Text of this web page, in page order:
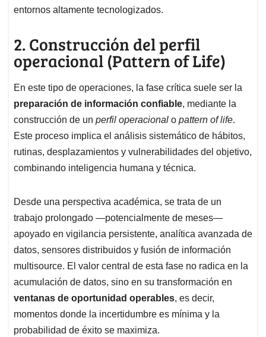
entornos altamente tecnologizados.
2. Construcción del perfil
operacional (Pattern of Life)
En este tipo de operaciones, la fase crítica suele ser la
preparación de información confiable, mediante la
construcción de un perfil operacional o pattern of life.
Este proceso implica el análisis sistemático de hábitos,
rutinas, desplazamientos y vulnerabilidades del objetivo,
combinando inteligencia humana y técnica.
Desde una perspectiva académica, se trata de un
trabajo prolongado —potencialmente de meses—
apoyado en vigilancia persistente, analítica avanzada de
datos, sensores distribuidos y fusión de información
multisource. El valor central de esta fase no radica en la
acumulación de datos, sino en su transformación en
ventanas de oportunidad operables, es decir,
momentos donde la incertidumbre es mínima y la
probabilidad de éxito se maximiza.